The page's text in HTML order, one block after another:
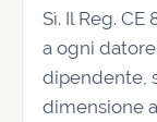
Sì. Il Reg.
a ogni
dipendente,
dimensione